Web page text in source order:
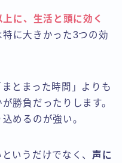
に、生活と頭に効く
特に大きかった3つの効
とまった時間」よりも
勝負だったりします。
めるのが強い。
いうだけでなく、 声に